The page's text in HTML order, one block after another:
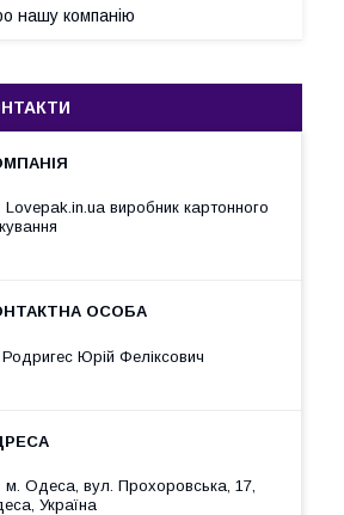
нашу компанію
Lovepak.in.ua виробник картонного
Родригес Юрій Феліксович
м. Одеса, вул. Прохоровська, 17,
Україна